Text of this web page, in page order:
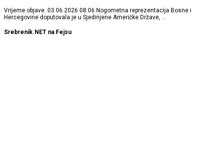
Vrijeme objave: 03.06.2026 08:06 Nogometna reprezentacija Bosne i
Hercegovine doputovala je u Sjedinjene Američke Države, …
Srebrenik.NET na Fejsu